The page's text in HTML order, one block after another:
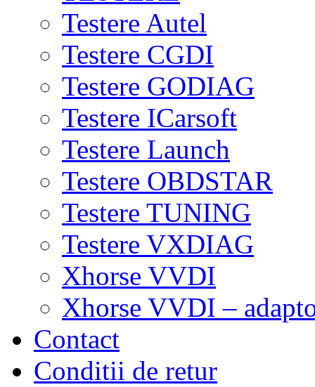
Testere Autel
Testere CGDI
Testere GODIAG
Testere ICarsoft
Testere Launch
Testere OBDSTAR
Testere TUNING
Testere VXDIAG
Xhorse VVDI
Xhorse VVDI –
Contact
Conditii de retur